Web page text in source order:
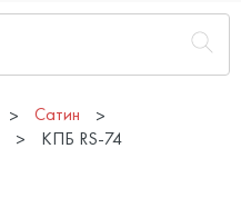
Сатин
КПБ RS-74